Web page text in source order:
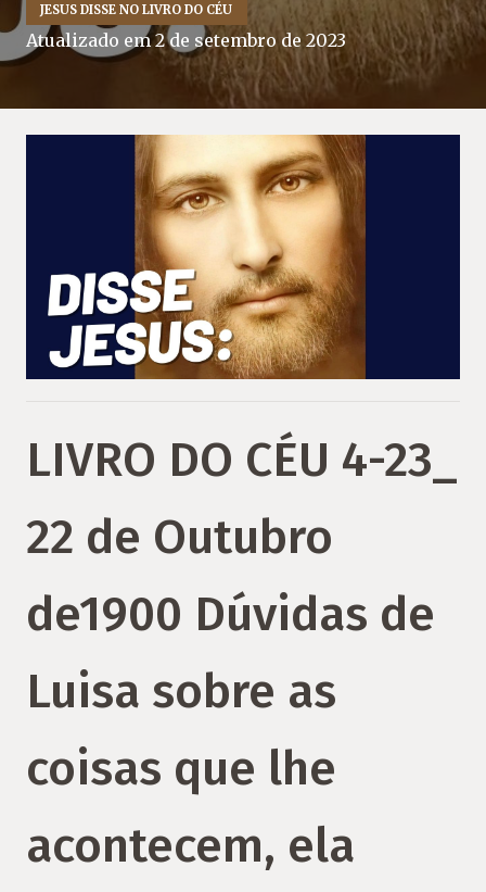
JESUS DISSE NO LIVRO DO CÉU
Atualizado em2 de setembro de 2023
LIVRO DO CÉU 4-23_
22 de Outubro
de1900 Dúvidas de
Luisa sobre as
coisas que lhe
acontecem, ela